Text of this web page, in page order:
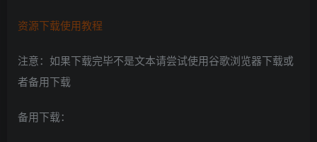
资源下载使用教程
注意：如果下载完毕不是文本请尝试使用谷歌浏览器下载或
者备用下载
备用下载：